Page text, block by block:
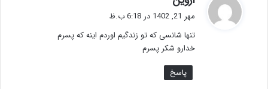
:
مهر 21, 1402 در 6:18 ب.ظ
تنها شانسی که تو زندگیم اوردم اینه که پسرم
خدارو شکر پسرم
پاسخ